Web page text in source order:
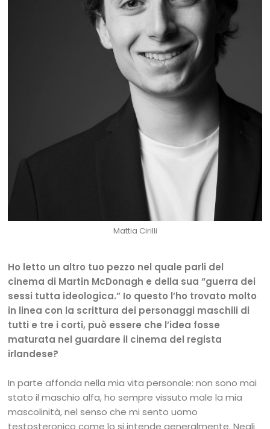
Mattia Cirilli
Ho letto un altro tuo pezzo nel quale parli del
cinema di Martin McDonagh e della sua “guerra dei
sessi tutta ideologica.” Io questo l’ho trovato molto
in linea con la scrittura dei personaggi maschili di
tutti e tre i corti, può essere che l’idea fosse
maturata nel guardare il cinema del regista
irlandese?
In parte affonda nella mia vita personale: non sono mai
stato il maschio alfa, ho sempre vissuto male la mia
mascolinità, nel senso che mi sento uomo
testosteronico come lo si intende generalmente. Negli